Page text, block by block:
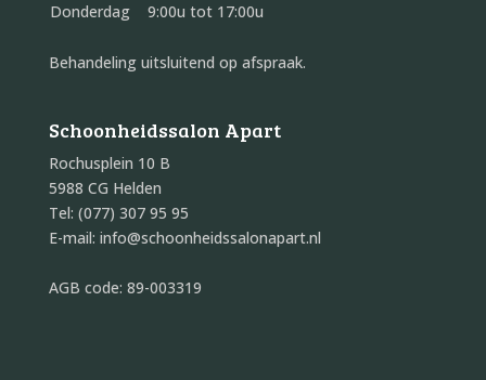
Donderdag
9:00u tot 17:00u
Behandeling uitsluitend op afspraak.
Schoonheidssalon Apart
Rochusplein 10 B
5988 CG Helden
Tel: (077) 307 95 95
E-mail: info@schoonheidssalonapart.nl
AGB code: 89-003319